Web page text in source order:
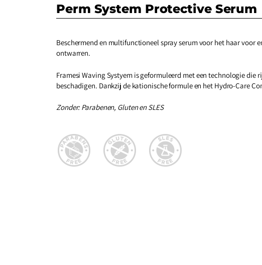
Perm System Protective Serum
Beschermend en multifunctioneel spray serum voor het haar voor
ontwarren.
Framesi Waving Systyem is geformuleerd met een technologie
beschadigen. Dankzij de kationische formule en het Hydro-Care
Zonder: Parabenen, Gluten en SLES